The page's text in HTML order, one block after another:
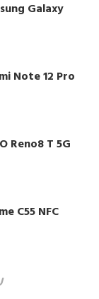
Galaxy
Note 12 Pro
Reno8 T 5G
C55 NFC